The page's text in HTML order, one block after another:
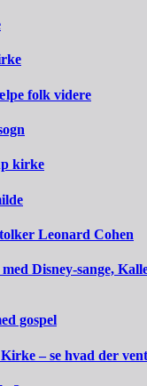
folk videre
kirke
Leonard Cohen
Disney-sange,
gospel
– se hvad der